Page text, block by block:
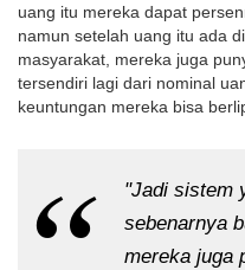
uang itu mereka dapat
namun setelah uang itu ada
masyarakat, mereka juga
tersendiri lagi dari nominal
keuntungan mereka bisa
"Jadi sistem
sebenarnya
mereka juga